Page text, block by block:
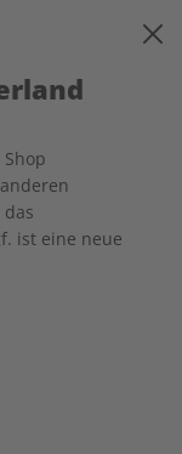
ist eine neue